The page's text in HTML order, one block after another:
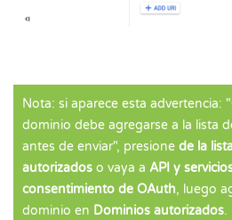
Nota: si aparece esta advertencia:
dominio debe agregarse a la lista
antes de enviar", presione de la
autorizados o vaya a API y
consentimiento de OAuth, luego
dominio en Dominios autorizados.